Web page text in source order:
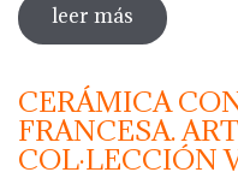
leer más sobre
ceràmica
CERÁMICA
FRANCESA.
COL·LECCIÓN